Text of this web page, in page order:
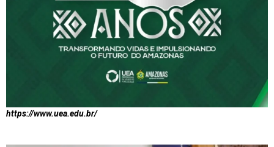
https://www.uea.edu.br/